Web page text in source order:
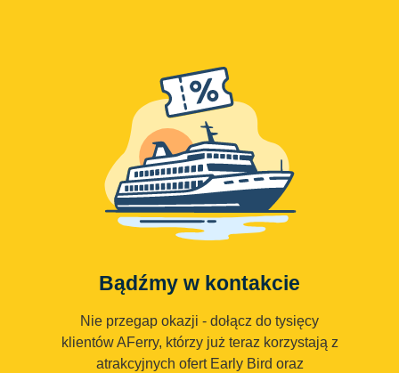
Bądźmy w kontakcie
Nie przegap okazji - dołącz do tysięcy
klientów AFerry, którzy już teraz korzystają z
atrakcyjnych ofert Early Bird oraz